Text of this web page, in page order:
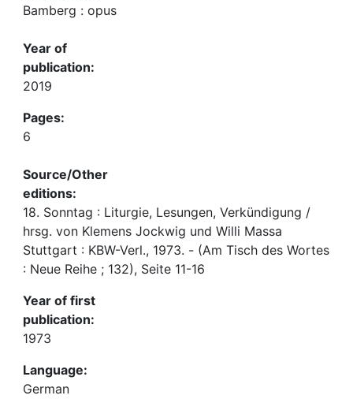
Bamberg : opus
Year of
publication:
2019
Pages:
6
Source/Other
editions:
18. Sonntag : Liturgie, Lesungen, Verkündigung /
hrsg. von Klemens Jockwig und Willi Massa
Stuttgart : KBW-Verl., 1973. - (Am Tisch des Wortes
: Neue Reihe ; 132), Seite 11-16
Year of first
publication:
1973
Language:
German